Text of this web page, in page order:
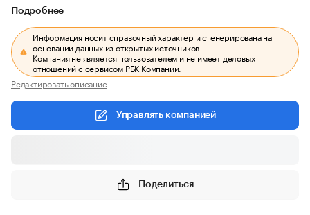
Подробнее
Информация носит справочный характер и сгенерирована на
основании данных из открытых источников.
Компания не является пользователем и не имеет деловых
отношений с сервисом РБК Компании.
Редактировать описание
Управлять компанией
Поделиться